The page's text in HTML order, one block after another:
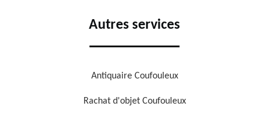
Autres services
Antiquaire Coufouleux
Rachat d'objet Coufouleux